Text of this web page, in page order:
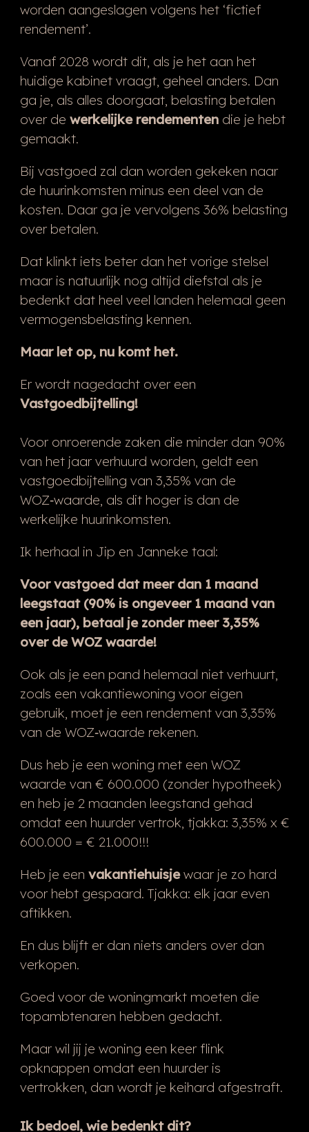
worden aangeslagen volgens het ‘fictief
rendement’.
Vanaf 2028 wordt dit, als je het aan het
huidige kabinet vraagt, geheel anders. Dan
ga je, als alles doorgaat, belasting betalen
over de werkelijke rendementendie je hebt
gemaakt.
Bij vastgoed zal dan worden gekeken naar
de huurinkomsten minus een deel van de
kosten. Daar ga je vervolgens 36% belasting
over betalen.
Dat klinkt iets beter dan het vorige stelsel
maar is natuurlijk nog altijd diefstal als je
bedenkt dat heel veel landen helemaal geen
vermogensbelasting kennen.
Maar let op, nu komt het.
Er wordt nagedacht over een
Vastgoedbijtelling!
Voor onroerende zaken die minder dan 90%
van het jaar verhuurd worden, geldt een
vastgoedbijtelling van 3,35% van de
WOZ‑waarde, als dit hoger is dan de
werkelijke huurinkomsten.
Ik herhaal in Jip en Janneke taal:
Voor vastgoed dat meer dan 1 maand
leegstaat (90% is ongeveer 1 maand van
een jaar), betaal je zonder meer 3,35%
over de WOZ waarde!
Ook als je een pand helemaal niet verhuurt,
zoals een vakantiewoning voor eigen
gebruik, moet je een rendement van 3,35%
van de WOZ‑waarde rekenen.
Dus heb je een woning met een WOZ
waarde van € 600.000 (zonder hypotheek)
en heb je 2 maanden leegstand gehad
omdat een huurder vertrok, tjakka: 3,35% x €
600.000 = € 21.000!!!
Heb je een vakantiehuisjewaar je zo hard
voor hebt gespaard. Tjakka: elk jaar even
aftikken.
En dus blijft er dan niets anders over dan
verkopen.
Goed voor de woningmarkt moeten die
topambtenaren hebben gedacht.
Maar wil jij je woning een keer flink
opknappen omdat een huurder is
vertrokken, dan wordt je keihard afgestraft.
Ik bedoel, wie bedenkt dit?